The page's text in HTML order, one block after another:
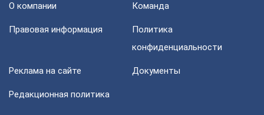
О компании Команда
Правовая информация
Политика
конфиденциальности
Реклама на сайте Документы
Редакционная политика